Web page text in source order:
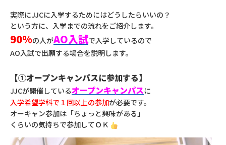
実際にJJCに入学するためにはどうしたらいいの？
という方に、入学までの流れをご紹介します。
90%の人がAO入試で入学しているので
AO入試で出願する場合を説明します。
【①オープンキャンパスに参加する】
JJCが開催しているオープンキャンパスに
入学希望学科で１回以上の参加が必要です。
オーキャン参加は「ちょっと興味がある」
くらいの気持ちで参加してＯＫ